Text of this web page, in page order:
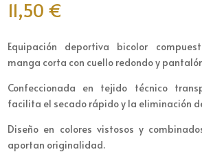
11,50 €
Equipación deportiva bicolor
manga corta con cuello redondo y
Confeccionada en tejido técnico
facilita el secado rápido y la eliminación
Diseño en colores vistosos y
aportan originalidad.